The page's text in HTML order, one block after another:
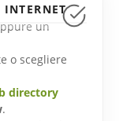
un
o scegliere
directory
.